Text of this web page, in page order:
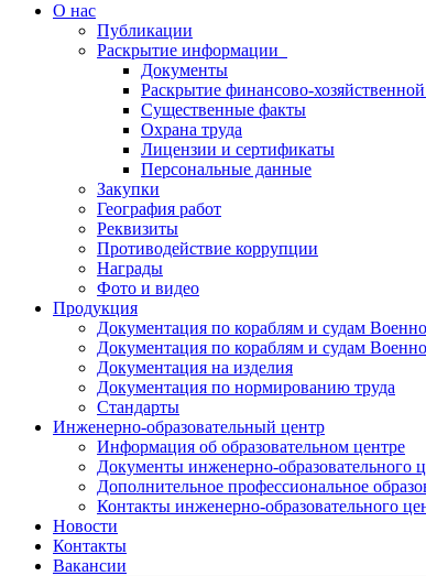
О нас
Публикации
Раскрытие информации
Документы
Раскрытие финансово-
Существенные факты
Охрана труда
Лицензии и сертификаты
Персональные данные
Закупки
География работ
Реквизиты
Противодействие коррупции
Награды
Фото и видео
Продукция
Документация по кораблям и судам
Документация по кораблям и судам
Документация на изделия
Документация по нормированию труда
Стандарты
Инженерно-образовательный центр
Информация об образовательном центре
Документы инженерно-образовательного
Дополнительное профессиональное
Контакты инженерно-образовательного
Новости
Контакты
Вакансии